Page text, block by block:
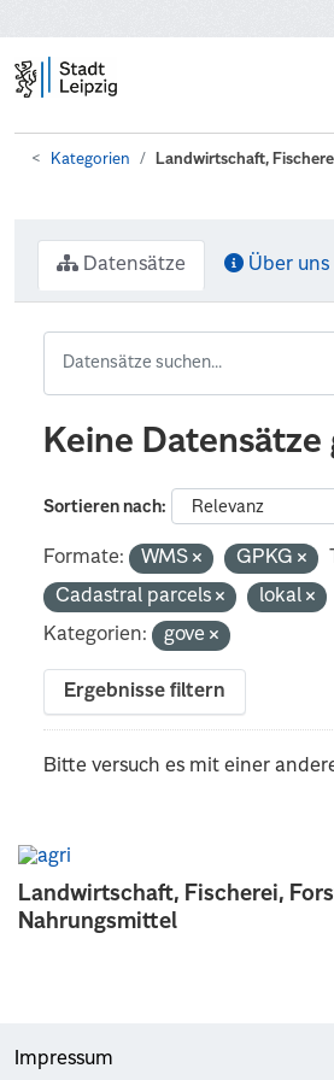
Kategorien Landwirtschaft,
Landwirtschaft, Fischerei,
Nahrungsmittel
Datensätze Über uns
Keine Datensätze
Sortieren nach
Formate: WMS GPKG
Cadastral parcels
lokal
Kategorien:
gove
Ergebnisse filtern
Bitte versuch es mit einer
Impressum